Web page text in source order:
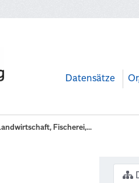
Datensätze
Fischerei,...